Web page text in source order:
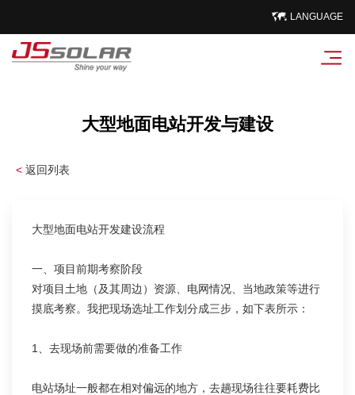
LANGUAGE
大型地面电站开发与建设
< 返回列表
大型地面电站开发建设流程
一、项目前期考察阶段
对项目土地（及其周边）资源、电网情况、当地政策等进行
摸底考察。我把现场选址工作划分成三步，如下表所示：
1、去现场前需要做的准备工作
电站场址一般都在相对偏远的地方，去趟现场往往要耗费比